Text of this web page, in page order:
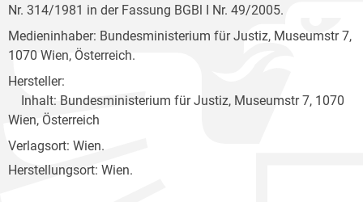
Nr. 314/1981 in der Fassung BGBl I Nr. 49/2005.
Medieninhaber: Bundesministerium für Justiz, Museumstr 7,
1070 Wien, Österreich.
Hersteller:
Inhalt: Bundesministerium für Justiz, Museumstr 7, 1070
Wien, Österreich
Verlagsort: Wien.
Herstellungsort: Wien.